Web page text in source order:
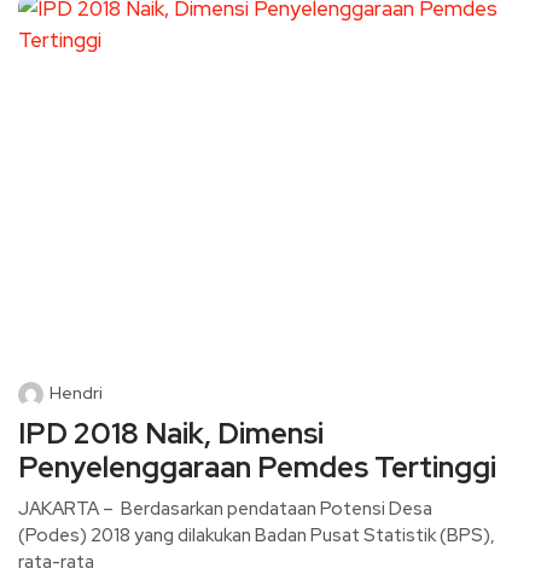
Hendri
IPD 2018 Naik, Dimensi
Penyelenggaraan Pemdes Tertinggi
JAKARTA – Berdasarkan pendataan Potensi Desa
(Podes) 2018 yang dilakukan Badan Pusat Statistik (BPS),
rata-rata